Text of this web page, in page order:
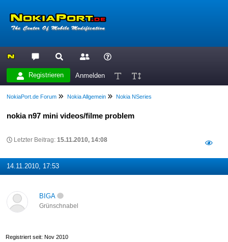
Registrieren Anmelden
NokiaPort.de Forum Nokia Allgemein Nokia NSeries
nokia n97 mini videos/filme problem
Letzter Beitrag: 15.11.2010, 14:08
14.11.2010, 17:53
BIGA
Grünschnabel
Registriert seit: Nov 2010